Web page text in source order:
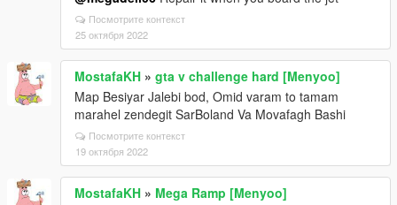
Посмотрите контекст
25 октября 2022
MostafaKH » gta v challenge hard [Menyoo]
Map Besiyar Jalebi bod, Omid varam to tamam
marahel zendegit SarBoland Va Movafagh Bashi
Посмотрите контекст
19 октября 2022
MostafaKH » Mega Ramp [Menyoo]